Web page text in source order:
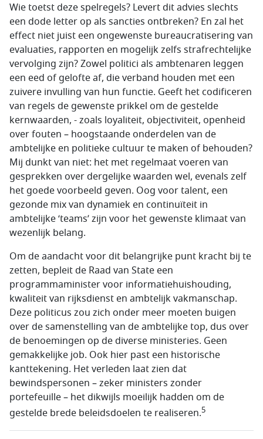
Wie toetst deze spelregels? Levert dit advies slechts
een dode letter op als sancties ontbreken? En zal het
effect niet juist een ongewenste bureaucratisering van
evaluaties, rapporten en mogelijk zelfs strafrechtelijke
vervolging zijn? Zowel politici als ambtenaren leggen
een eed of gelofte af, die verband houden met een
zuivere invulling van hun functie. Geeft het codificeren
van regels de gewenste prikkel om de gestelde
kernwaarden, - zoals loyaliteit, objectiviteit, openheid
over fouten – hoogstaande onderdelen van de
ambtelijke en politieke cultuur te maken of behouden?
Mij dunkt van niet: het met regelmaat voeren van
gesprekken over dergelijke waarden wel, evenals zelf
het goede voorbeeld geven. Oog voor talent, een
gezonde mix van dynamiek en continuïteit in
ambtelijke ‘teams’ zijn voor het gewenste klimaat van
wezenlijk belang.
Om de aandacht voor dit belangrijke punt kracht bij te
zetten, bepleit de Raad van State een
programmaminister voor informatiehuishouding,
kwaliteit van rijksdienst en ambtelijk vakmanschap.
Deze politicus zou zich onder meer moeten buigen
over de samenstelling van de ambtelijke top, dus over
de benoemingen op de diverse ministeries. Geen
gemakkelijke job. Ook hier past een historische
kanttekening. Het verleden laat zien dat
bewindspersonen – zeker ministers zonder
portefeuille – het dikwijls moeilijk hadden om de
gestelde brede beleidsdoelen te realiseren.5